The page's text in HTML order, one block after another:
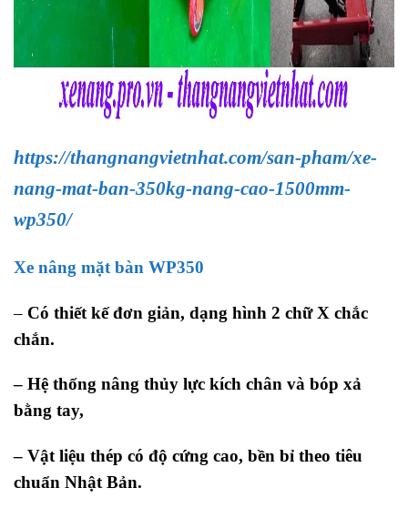
https://thangnangvietnhat.com/san-pham/xe-
nang-mat-ban-350kg-nang-cao-1500mm-
wp350/
Xe nâng mặt bàn WP350
– Có thiết kế đơn giản, dạng hình 2 chữ X chắc
chắn.
– Hệ thống nâng thủy lực kích chân và bóp xả
bằng tay,
– Vật liệu thép có độ cứng cao, bền bỉ theo tiêu
chuẩn Nhật Bản.